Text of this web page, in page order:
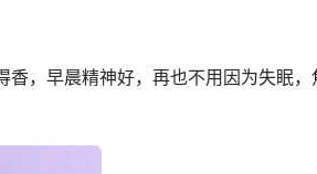
，早晨精神好，再也不用因为失眠，